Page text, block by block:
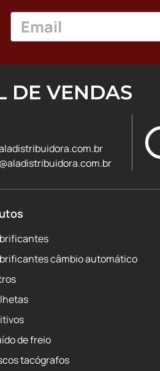
DE VENDAS
câmbio automático
de freio
tacógrafos